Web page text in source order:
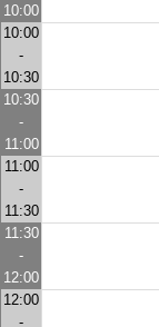
10:00
10:00
-
10:30
10:30
-
11:00
11:00
-
11:30
11:30
-
12:00
12:00
-